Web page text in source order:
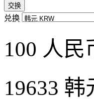
交换
兑换
100 人民
19633 韩